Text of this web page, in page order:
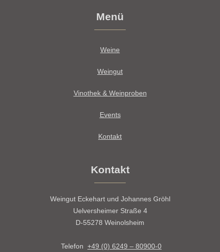
Menü
Weine
Weingut
Vinothek & Weinproben
Events
Kontakt
Kontakt
Weingut Eckehart und Johannes Gröhl
Uelversheimer Straße 4
D-55278 Weinolsheim
Telefon +49 (0) 6249 – 80900-0